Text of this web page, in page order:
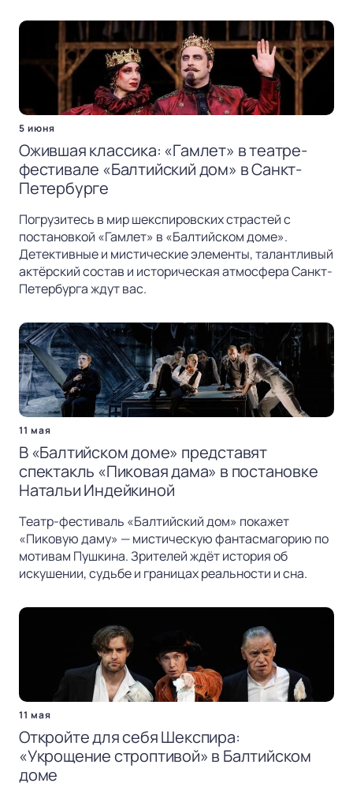
5 июня
Ожившая классика: «Гамлет» в театре-
фестивале «Балтийский дом» в Санкт-
Петербурге
Погрузитесь в мир шекспировских страстей с
постановкой «Гамлет» в «Балтийском доме».
Детективные и мистические элементы, талантливый
актёрский состав и историческая атмосфера Санкт-
Петербурга ждут вас.
11 мая
В «Балтийском доме» представят
спектакль «Пиковая дама» в постановке
Натальи Индейкиной
Театр-фестиваль «Балтийский дом» покажет
«Пиковую даму» — мистическую фантасмагорию по
мотивам Пушкина. Зрителей ждёт история об
искушении, судьбе и границах реальности и сна.
11 мая
Откройте для себя Шекспира:
«Укрощение строптивой» в Балтийском
доме